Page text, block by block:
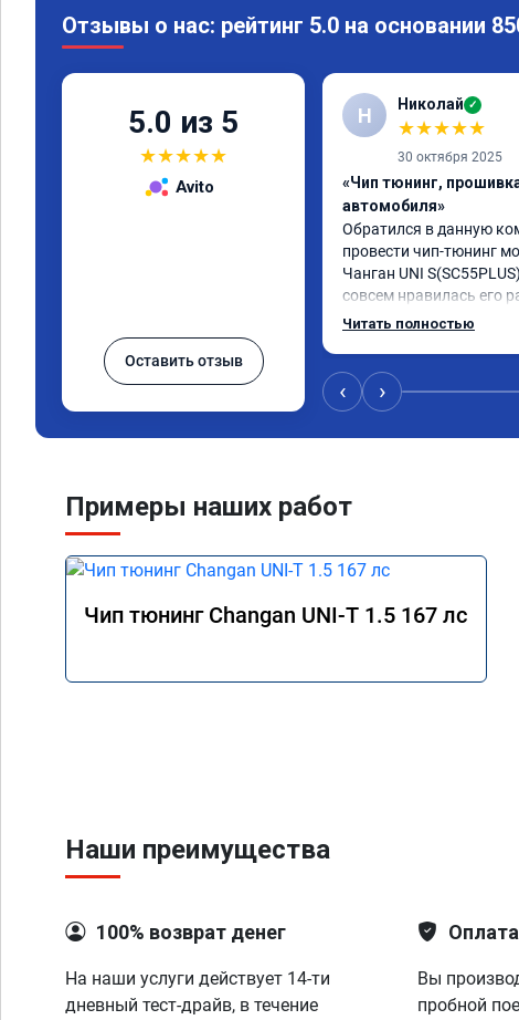
Отзывы о нас: рейтинг 5.0 на основании
5.0 из 5
★★★★★
Avito
Оставить отзыв
Н Николай ✓
★★★★★
30 октября 2025
«Чип тюнинг,
автомобиля»
Обратился в данную
провести чип-тюнинг
Чанган UNI
совсем нравилась его
прошивки, автомобиль
динамичней! Разница до
прошивки ощутимая!
Читать полностью
‹ ›
Примеры наших работ
Чип тюнинг Changan UNI-T 1.5 167 лс
Наши преимущества
100% возврат денег
На наши услуги действует 14-ти
дневный тест-драйв, в течение
Вы
пробной